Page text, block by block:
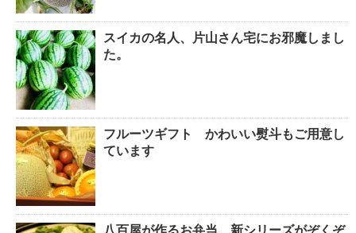
スイカの名人、片山さん宅にお邪魔しまし
た。
フルーツギフト かわいい熨斗もご用意し
ています
八百屋が作るお弁当、新シリーズがぞくぞ